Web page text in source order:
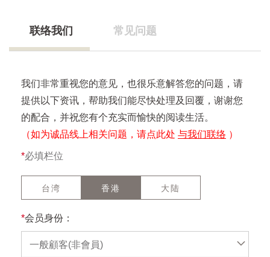
联络我们 常见问题
我们非常重视您的意见，也很乐意解答您的问题，请
提供以下资讯，帮助我们能尽快处理及回覆，谢谢您
的配合，并祝您有个充实而愉快的阅读生活。
（如为诚品线上相关问题，请点此处 与我们联络 ）
*必填栏位
台湾 香港 大陆
*会员身份：
一般顧客(非會員)